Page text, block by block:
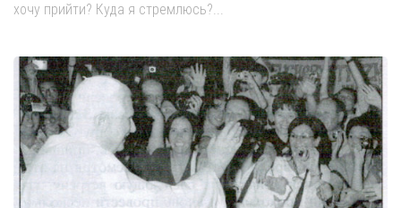
хочу прийти? Куда я стремлюсь?...